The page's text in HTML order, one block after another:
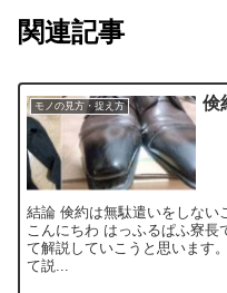
関連記事
モノの見方・捉え方 倹
結論 倹約は無駄遣いをしない
こんにちわ はっふるぱふ寮長
て解説していこうと思います
て説...